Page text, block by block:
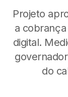
Projeto
a
digital.
do